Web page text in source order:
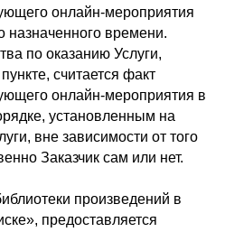
онлайн-мероприятия
назначенного времени.
по оказанию Услуги,
считается факт
онлайн-мероприятия в
установленным на
вне зависимости от того
Заказчик сам или нет.
произведений в
предоставляется